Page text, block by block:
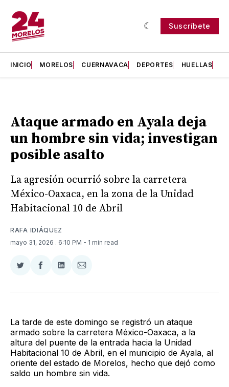
Suscríbete
INICIO MORELOS CUERNAVACA DEPORTES HUELLAS
Ataque armado en Ayala deja
un hombre sin vida; investigan
posible asalto
La agresión ocurrió sobre la carretera
México-Oaxaca, en la zona de la Unidad
Habitacional 10 de Abril
RAFA IDIÁQUEZ
mayo 31, 2026 . 6:10 PM - 1 min read
Compartir
Twitter
Compartir
Facebook
Compartir
LinkedIn
Compartir
Email
La tarde de este domingo se registró un ataque
armado sobre la carretera México-Oaxaca, a la
altura del puente de la entrada hacia la Unidad
Habitacional 10 de Abril, en el municipio de Ayala, al
oriente del estado de Morelos, hecho que dejó como
saldo un hombre sin vida.